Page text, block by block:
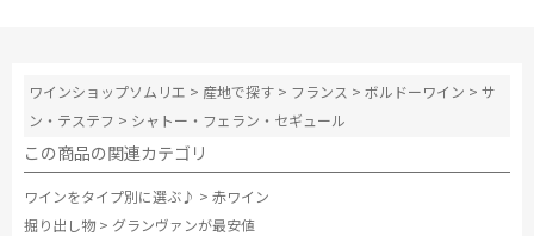
ワインショップソムリエ > 産地で探す > フランス >ボルドーワイン >サ
ン・テステフ > シャトー・フェラン・セギュール
この商品の関連カテゴリ
ワインをタイプ別に選ぶ♪ > 赤ワイン
掘り出し物 > グランヴァンが最安値